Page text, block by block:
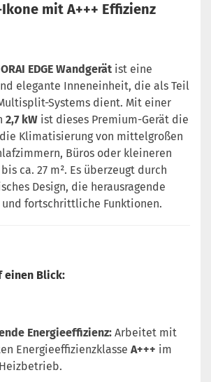
mit A+++ Effizienz
EDGE Wandgerät ist eine
elegante Inneneinheit, die als Teil
Systems dient. Mit einer
2,7 kW ist dieses Premium-Gerät die
Klimatisierung von mittelgroßen
Büros oder kleineren
ca. 27 m². Es überzeugt durch
Design, die herausragende
und fortschrittliche Funktionen.
einen Blick:
Energieeffizienz: Arbeitet mit
Energieeffizienzklasse A+++ im